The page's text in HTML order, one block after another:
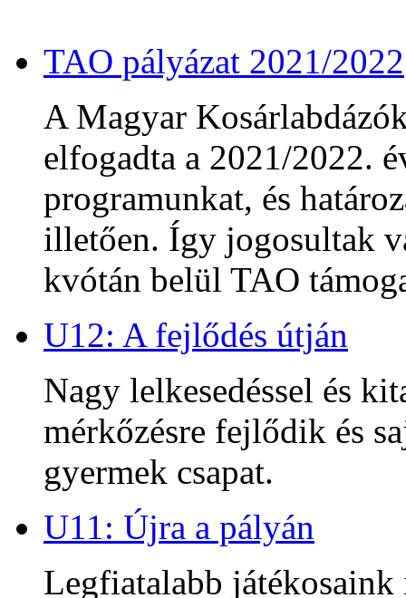
TAO pályázat 2021/2022
A Magyar
elfogadta a 2021/2022.
programunkat, és
illetően. Így jogosultak
kvótán belül TAO
U12: A fejlődés útján
Nagy lelkesedéssel és
mérkőzésre fejlődik és
gyermek csapat.
U11: Újra a pályán
Legfiatalabb